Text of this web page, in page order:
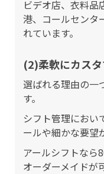
ビデオ店、衣料品
港、コールセンタ
れています。
(2)柔軟にカス
選ばれる理由の一
す。
シフト管理におい
ールや細かな要望
アールシフトなら
オーダーメイドが